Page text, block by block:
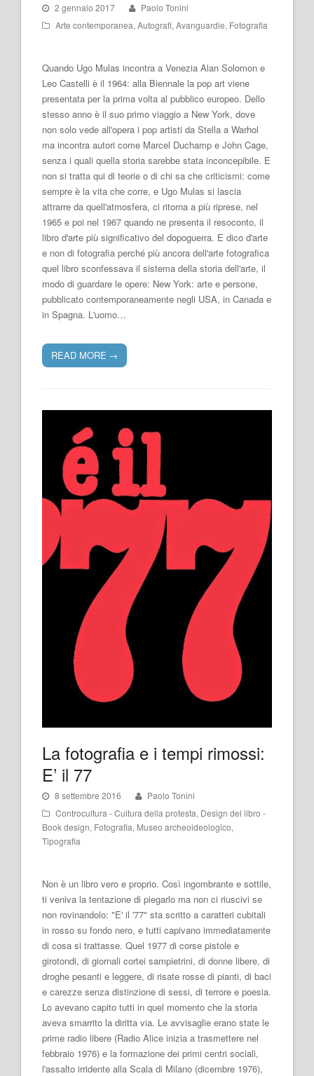
2 gennaio 2017
Paolo Tonini
Arte contemporanea, Autografi, Avanguardie, Fotografia
Quando Ugo Mulas incontra a Venezia Alan Solomon e
Leo Castelli è il 1964: alla Biennale la pop art viene
presentata per la prima volta al pubblico europeo. Dello
stesso anno è il suo primo viaggio a New York, dove
non solo vede all'opera i pop artisti da Stella a Warhol
ma incontra autori come Marcel Duchamp e John Cage,
senza i quali quella storia sarebbe stata inconcepibile. E
non si tratta qui di teorie o di chi sa che criticismi: come
sempre è la vita che corre, e Ugo Mulas si lascia
attrarre da quell'atmosfera, ci ritorna a più riprese, nel
1965 e poi nel 1967 quando ne presenta il resoconto, il
libro d'arte più significativo del dopoguerra. E dico d'arte
e non di fotografia perché più ancora dell'arte fotografica
quel libro sconfessava il sistema della storia dell'arte, il
modo di guardare le opere: New York: arte e persone,
pubblicato contemporaneamente negli USA, in Canada e
in Spagna. L'uomo…
READ MORE →
La fotografia e i tempi rimossi:
E’ il 77
8 settembre 2016
Paolo Tonini
Controcultura - Cultura della protesta, Design del libro -
Book design, Fotografia, Museo archeoideologico,
Tipografia
Non è un libro vero e proprio. Così ingombrante e sottile,
ti veniva la tentazione di piegarlo ma non ci riuscivi se
non rovinandolo: "E' il '77" sta scritto a caratteri cubitali
in rosso su fondo nero, e tutti capivano immediatamente
di cosa si trattasse. Quel 1977 di corse pistole e
girotondi, di giornali cortei sampietrini, di donne libere, di
droghe pesanti e leggere, di risate rosse di pianti, di baci
e carezze senza distinzione di sessi, di terrore e poesia.
Lo avevano capito tutti in quel momento che la storia
aveva smarrito la diritta via. Le avvisaglie erano state le
prime radio libere (Radio Alice inizia a trasmettere nel
febbraio 1976) e la formazione dei primi centri sociali,
l'assalto irridente alla Scala di Milano (dicembre 1976),